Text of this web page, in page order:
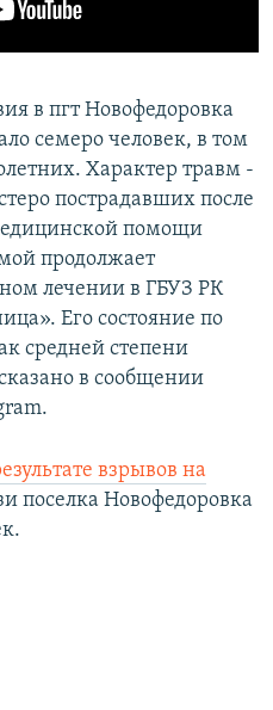
в пгт Новофедоровка
семеро человек, в том
Характер травм -
пострадавших после
помощи
продолжает
лечении в ГБУЗ РК
Его состояние по
средней степени
в сообщении
взрывов на
поселка Новофедоровка